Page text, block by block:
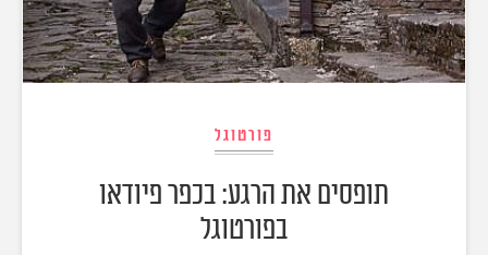
פורטוגל
תופסים את הרגע: בכפר פיודאו
בפורטוגל